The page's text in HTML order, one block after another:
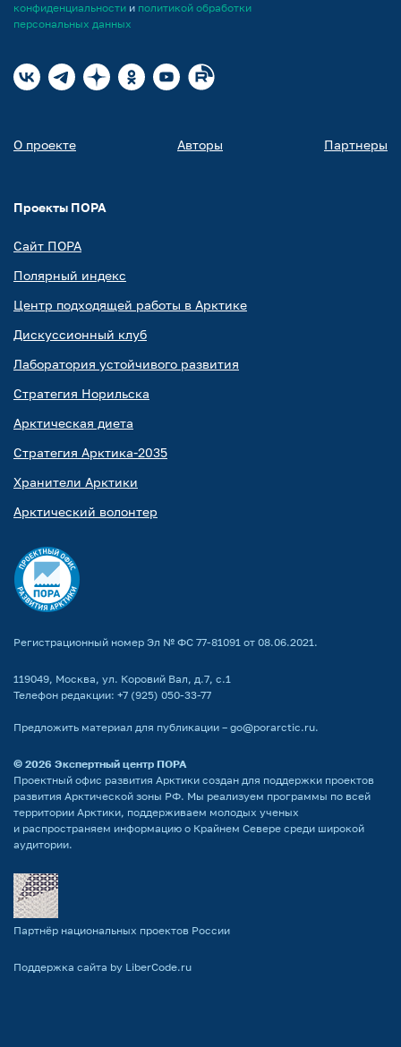
конфиденциальности и политикой обработки
персональных данных
О проекте Авторы Партнеры
Проекты ПОРА
Сайт ПОРА
Полярный индекс
Центр подходящей работы в Арктике
Дискуссионный клуб
Лаборатория устойчивого развития
Стратегия Норильска
Арктическая диета
Стратегия Арктика-2035
Хранители Арктики
Арктический волонтер
Регистрационный номер Эл № ФС 77-81091 от 08.06.2021.
119049, Москва, ул. Коровий Вал, д.7, с.1
Телефон редакции: +7 (925) 050-33-77
Предложить материал для публикации – go@porarctic.ru.
© 2026 Экспертный центр ПОРА
Проектный офис развития Арктики создан для поддержки проектов
развития Арктической зоны РФ. Мы реализуем программы по всей
территории Арктики, поддерживаем молодых ученых
и распространяем информацию о Крайнем Севере среди широкой
аудитории.
Партнёр национальных проектов России
Поддержка сайта by LiberCode.ru